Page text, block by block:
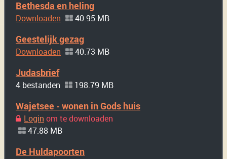
Bethesda en heling
Downloaden 40.95 MB
Geestelijk gezag
Downloaden 40.73 MB
Judasbrief
4 bestanden 198.79 MB
Wajetsee - wonen in Gods huis
Login om te downloaden
47.88 MB
De Huldapoorten